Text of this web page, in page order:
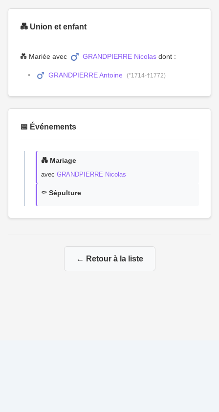
💑 Union et enfant
💑 Mariée avec GRANDPIERRE Nicolas dont :
GRANDPIERRE Antoine (°1714-†1772)
📅 Événements
💑 Mariage
avec GRANDPIERRE Nicolas
⚰️ Sépulture
← Retour à la liste